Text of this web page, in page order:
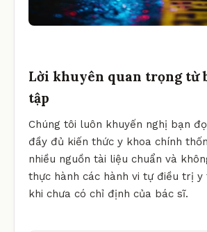
Lời khuyên quan trọng từ
tập
Chúng tôi luôn khuyến nghị bạn
đầy đủ kiến thức y khoa chính
nhiều nguồn tài liệu chuẩn và
thực hành các hành vi tự điều trị y
khi chưa có chỉ định của bác sĩ.